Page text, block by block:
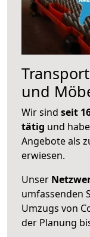
und
Wir sind seit
tätig und
Angebote als
erwiesen.
Unser
umfassenden
Umzugs von
der Planung